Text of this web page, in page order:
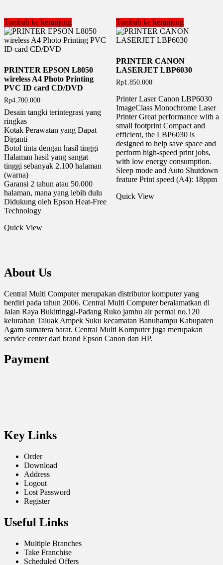
Tambah ke keranjang
PRINTER EPSON L8050
wireless A4 Photo Printing
PVC ID card CD/DVD
Rp4.700.000
Desain tangki terintegrasi yang
ringkas
Kotak Perawatan yang Dapat
Diganti
Botol tinta dengan hasil tinggi
Halaman hasil yang sangat
tinggi sebanyak 2.100 halaman
(warna)
Garansi 2 tahun atau 50.000
halaman, mana yang lebih dulu
Didukung oleh Epson Heat-Free
Technology
Quick View
Tambah ke keranjang
PRINTER CANON
LASERJET LBP6030
Rp1.850.000
Printer Laser Canon LBP6030
ImageClass Monochrome Laser
Printer Great performance with a
small footprint Compact and
efficient, the LBP6030 is
designed to help save space and
perform high-speed print jobs,
with low energy consumption.
Sleep mode and Auto Shutdown
feature Print speed (A4): 18ppm
Quick View
About Us
Central Multi Computer merupakan distributor komputer yang
berdiri pada tahun 2006. Central Multi Computer beralamatkan di
Jalan Raya Bukittinggi-Padang Ruko jambu air permai no.120
kelurahan Taluak Ampek Suku kecamatan Banuhampu Kabupaten
Agam sumatera barat. Central Multi Komputer juga merupakan
service center dari brand Epson Canon dan HP.
Payment
Key Links
Order
Download
Address
Logout
Lost Password
Register
Useful Links
Multiple Branches
Take Franchise
Scheduled Offers